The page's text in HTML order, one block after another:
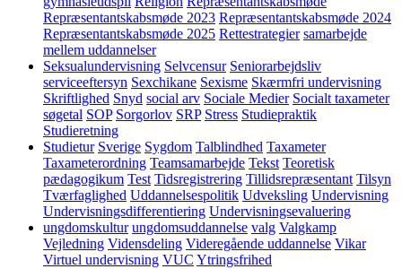
Repræsentantskabsmøde 2023 Repræsentantskabsmøde 2024
Repræsentantskabsmøde 2025 Rettestrategier samarbejde
mellem uddannelser
Seksualundervisning Selvcensur Seniorarbejdsliv
serviceeftersyn Sexchikane Sexisme Skærmfri undervisning
Skriftlighed Snyd social arv Sociale Medier Socialt taxameter
søgetal SOP Sorgorlov SRP Stress Studiepraktik
Studieretning
Studietur Sverige Sygdom Talblindhed Taxameter
Taxameterordning Teamsamarbejde Tekst Teoretisk
pædagogikum Test Tidsregistrering Tillidsrepræsentant Tilsyn
Tværfaglighed Uddannelsespolitik Udveksling Undervisning
Undervisningsdifferentiering Undervisningsevaluering
ungdomskultur ungdomsuddannelse valg Valgkamp
Vejledning Vidensdeling Videregående uddannelse Vikar
Virtuel undervisning VUC Ytringsfrihed